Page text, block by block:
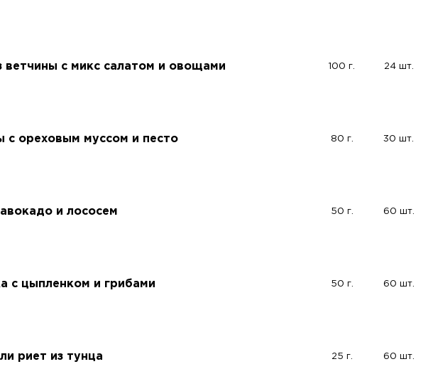
ветчины с микс салатом и овощами 100 г. 24 шт.
с ореховым муссом и песто 80 г. 30 шт.
и лососем 50 г. 60 шт.
с цыпленком и грибами 50 г. 60 шт.
риет из тунца 25 г. 60 шт.